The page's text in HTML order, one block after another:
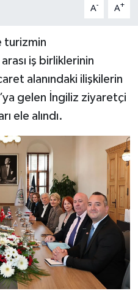
A- A+
turizmin
iş birliklerinin
alanındaki ilişkilerin
gelen İngiliz ziyaretçi
ele alındı.